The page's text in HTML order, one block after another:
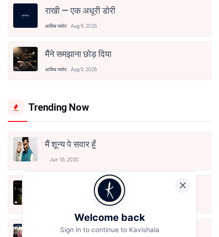
राखी — एक अधूरी डोरी
आकिब जावेद Aug 9, 2026
मैंने समझाना छोड़ दिया
आकिब जावेद Aug 9, 2026
Trending Now
मैं शून्य पे सवार हूँ
Jun 16, 2020
अंतिम ऊँचाई - कुँवर नारायण | Stay Home
Stay Safe | TVF's Aspirants
10 Greatest Hindi Poets Of India
Welcome back
Sign in to continue to Kavishala